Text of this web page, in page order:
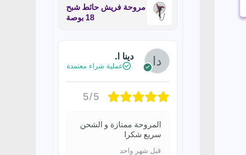
مروحة فريش حائط شبح
18 بوصة
دينا ا.
عملية شراء معتمدة
5/5
المروحة ممتازة و الشحن
سريع شكرا
قبل شهر واحد